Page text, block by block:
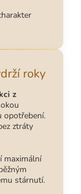
roky
z
opotřebení.
ztráty
maximální
stárnutí.